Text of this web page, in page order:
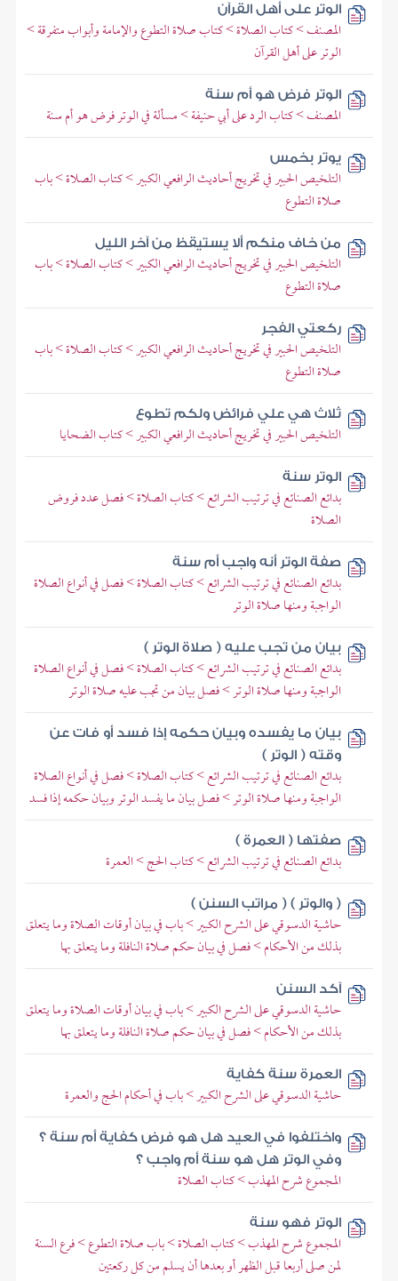
الوتر على أهل القرآن
المصنف > كتاب الصلاة > كتاب صلاة التطوع والإمامة وأبواب متفرقة >
الوتر على أهل القرآن
الوتر فرض هو أم سنة
المصنف > كتاب الرد على أبي حنيفة > مسألة في الوتر فرض هو أم سنة
يوتر بخمس
التلخيص الحبير في تخريج أحاديث الرافعي الكبير > كتاب الصلاة > باب
صلاة التطوع
من خاف منكم ألا يستيقظ من آخر الليل
التلخيص الحبير في تخريج أحاديث الرافعي الكبير > كتاب الصلاة > باب
صلاة التطوع
ركعتي الفجر
التلخيص الحبير في تخريج أحاديث الرافعي الكبير > كتاب الصلاة > باب
صلاة التطوع
ثلاث هي علي فرائض ولكم تطوع
التلخيص الحبير في تخريج أحاديث الرافعي الكبير > كتاب الضحايا
الوتر سنة
بدائع الصنائع في ترتيب الشرائع > كتاب الصلاة > فصل عدد فروض
الصلاة
صفة الوتر أنه واجب أم سنة
بدائع الصنائع في ترتيب الشرائع > كتاب الصلاة > فصل في أنواع الصلاة
الواجبة ومنها صلاة الوتر
بيان من تجب عليه ( صلاة الوتر )
بدائع الصنائع في ترتيب الشرائع > كتاب الصلاة > فصل في أنواع الصلاة
الواجبة ومنها صلاة الوتر > فصل بيان من تجب عليه صلاة الوتر
بيان ما يفسده وبيان حكمه إذا فسد أو فات عن
وقته ( الوتر )
بدائع الصنائع في ترتيب الشرائع > كتاب الصلاة > فصل في أنواع الصلاة
الواجبة ومنها صلاة الوتر > فصل بيان ما يفسد الوتر وبيان حكمه إذا فسد
صفتها ( العمرة )
بدائع الصنائع في ترتيب الشرائع > كتاب الحج > العمرة
( والوتر ) ( مراتب السنن )
حاشية الدسوقي على الشرح الكبير > باب في بيان أوقات الصلاة وما يتعلق
بذلك من الأحكام > فصل في بيان حكم صلاة النافلة وما يتعلق بها
آكد السنن
حاشية الدسوقي على الشرح الكبير > باب في بيان أوقات الصلاة وما يتعلق
بذلك من الأحكام > فصل في بيان حكم صلاة النافلة وما يتعلق بها
العمرة سنة كفاية
حاشية الدسوقي على الشرح الكبير > باب في أحكام الحج والعمرة
واختلفوا في العيد هل هو فرض كفاية أم سنة ؟
وفي الوتر هل هو سنة أم واجب ؟
المجموع شرح المهذب > كتاب الصلاة
الوتر فهو سنة
المجموع شرح المهذب > كتاب الصلاة > باب صلاة التطوع > فرع السنة
لمن صلى أربعا قبل الظهر أو بعدها أن يسلم من كل ركعتين